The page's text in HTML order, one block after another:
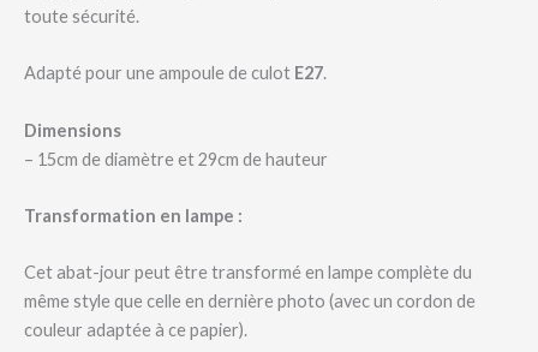
toute sécurité.
Adapté pour une ampoule de culot E27.
Dimensions
– 15cm de diamètre et 29cm de hauteur
Transformation en lampe :
Cet abat-jour peut être transformé en lampe complète du
même style que celle en dernière photo (avec un cordon de
couleur adaptée à ce papier).